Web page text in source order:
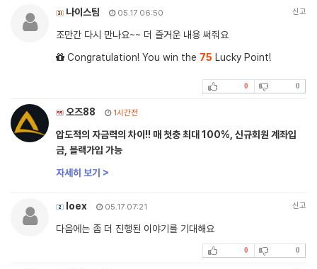
나이스팀 05.17 06:50 신고
조만간 다시 만나요~~ 더 즐거운 내용 써줘요
Congratulation! You win the 75 Lucky Point!
0 0
오즈88 1시간전
압도적의 자금력의 차이!! 매 첫충 최대 100%, 신규회원 계좌입
금, 블랙가입 가능
자세히 보기 >
loex 05.17 07:21 신고
다음에는 좀 더 진행된 이야기를 기대해요
0 0